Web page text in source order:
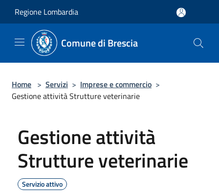
Regione Lombardia
Comune di Brescia
Home > Servizi > Imprese e commercio >
Gestione attività Strutture veterinarie
Gestione attività
Strutture veterinarie
Servizio attivo